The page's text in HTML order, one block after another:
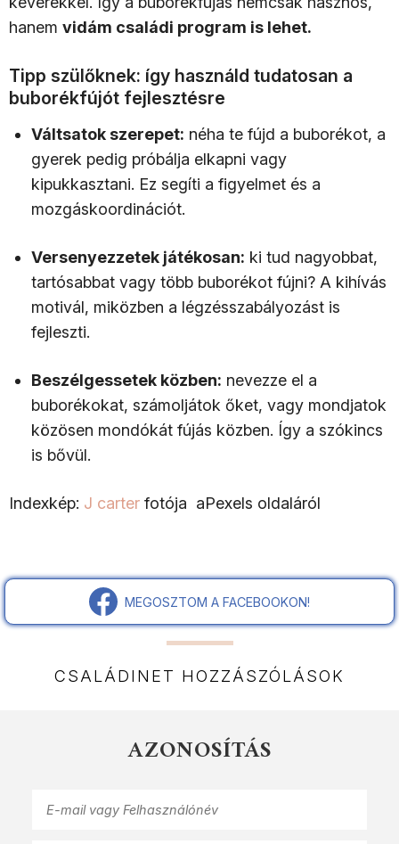
hanem vidám családi program is lehet.
Tipp szülőknek: így használd tudatosan a
buborékfújót fejlesztésre
Váltsatok szerepet: néha te fújd a buborékot, a
gyerek pedig próbálja elkapni vagy
kipukkasztani. Ez segíti a figyelmet és a
mozgáskoordinációt.
Versenyezzetek játékosan: ki tud nagyobbat,
tartósabbat vagy több buborékot fújni? A kihívás
motivál, miközben a légzésszabályozást is
fejleszti.
Beszélgessetek közben: nevezze el a
buborékokat, számoljátok őket, vagy mondjatok
közösen mondókát fújás közben. Így a szókincs
is bővül.
Indexkép: J carter fotója aPexels oldaláról
MEGOSZTOM A FACEBOOKON!
CSALÁDINET HOZZÁSZÓLÁSOK
AZONOSÍTÁS